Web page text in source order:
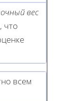
вес
что
всем